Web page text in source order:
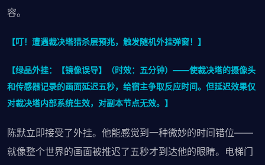
容。
【叮！遭遇裁决塔猎杀层预兆，触发随机外挂弹窗！】
【绿品外挂：【镜像误导】（时效：五分钟）——使裁决塔的摄像头
和传感器记录的画面延迟五秒，给宿主争取反应时间。但延迟效果仅
对裁决塔内部系统生效，对副本节点无效。】
陈默立即接受了外挂。他能感觉到一种微妙的时间错位——
就像整个世界的画面被推迟了五秒才到达他的眼睛。电梯门